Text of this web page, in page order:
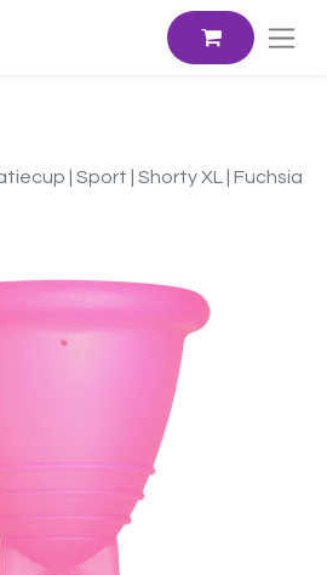
| Sport | Shorty XL | Fuchsia